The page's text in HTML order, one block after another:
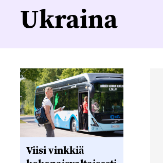
Ukraina
Viisi vinkkiä